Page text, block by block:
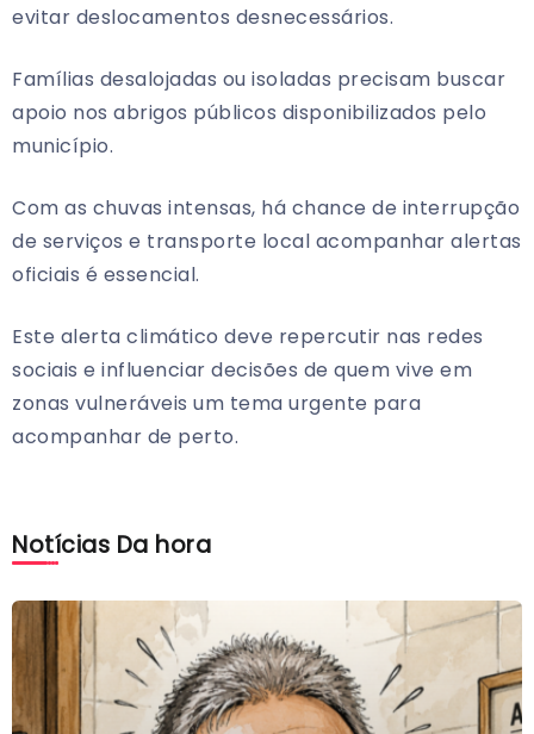
evitar deslocamentos desnecessários.
Famílias desalojadas ou isoladas precisam buscar
apoio nos abrigos públicos disponibilizados pelo
município.
Com as chuvas intensas, há chance de interrupção
de serviços e transporte local acompanhar alertas
oficiais é essencial.
Este alerta climático deve repercutir nas redes
sociais e influenciar decisões de quem vive em
zonas vulneráveis um tema urgente para
acompanhar de perto.
Notícias Da hora